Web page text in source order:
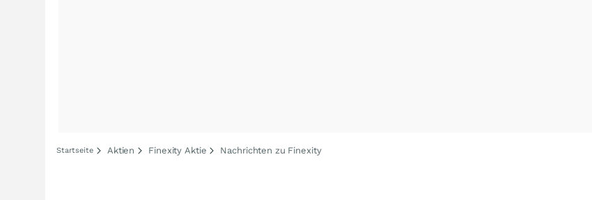
Startseite Aktien Finexity Aktie Nachrichten zu Finexity